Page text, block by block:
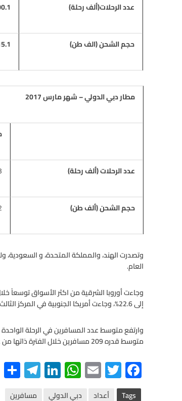
عدد الرحلات(ألف رحلة)
حجم الشحن (الف طن)
مطار دبي الدولي – شهر مارس 2017
عدد الرحلات (ألف رحلة)
حجم الشحن (ألف طن)
وتصدرت الهند، والمملكة المتحدة، و السعودية،
العام.
إلى 22.6%، وجاءت أمريكا الجنوبية في المركز الثالث بنسبة 22.2%.
متوسط قدره 209 مسافرين خلال الفترة ذاتها من عام 2016، أي بزيادة نسبتها 6.8%.
F
ac
T
wi
E
m
W
h
Li
n
Te
le
S
h Tags أعداد دبي الدولي مسافرين